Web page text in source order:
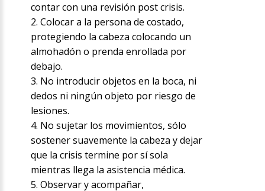
contar con una revisión post crisis.
2. Colocar a la persona de costado,
protegiendo la cabeza colocando un
almohadón o prenda enrollada por
debajo.
3. No introducir objetos en la boca, ni
dedos ni ningún objeto por riesgo de
lesiones.
4. No sujetar los movimientos, sólo
sostener suavemente la cabeza y dejar
que la crisis termine por sí sola
mientras llega la asistencia médica.
5. Observar y acompañar,